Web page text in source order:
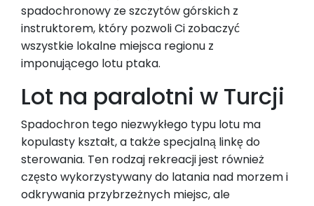
spadochronowy ze szczytów górskich z
instruktorem, który pozwoli Ci zobaczyć
wszystkie lokalne miejsca regionu z
imponującego lotu ptaka.
Lot na paralotni w Turcji
Spadochron tego niezwykłego typu lotu ma
kopulasty kształt, a także specjalną linkę do
sterowania. Ten rodzaj rekreacji jest również
często wykorzystywany do latania nad morzem i
odkrywania przybrzeżnych miejsc, ale